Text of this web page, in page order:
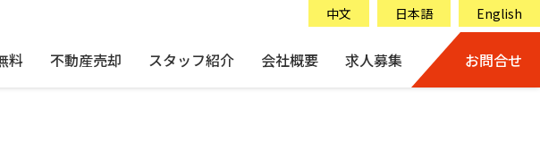
中文 日本語 English
料 不動産売却 スタッフ紹介 会社概要 求人募集 お問合せ